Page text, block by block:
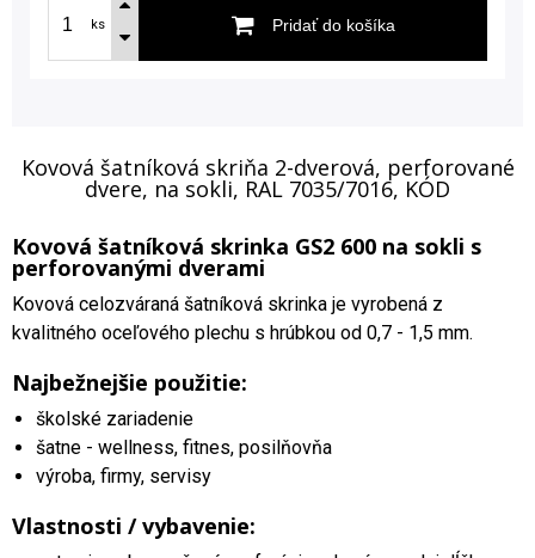
ks Pridať do košíka
Kovová šatníková skriňa 2-dverová, perforované
dvere, na sokli, RAL 7035/7016, KÓD
Kovová šatníková skrinka GS2 600 na sokli s
perforovanými dverami
Kovová celozváraná šatníková skrinka je vyrobená z
kvalitného oceľového plechu s hrúbkou od 0,7 - 1,5 mm.
Najbežnejšie použitie:
školské zariadenie
šatne - wellness, fitnes, posilňovňa
výroba, firmy, servisy
Vlastnosti / vybavenie: